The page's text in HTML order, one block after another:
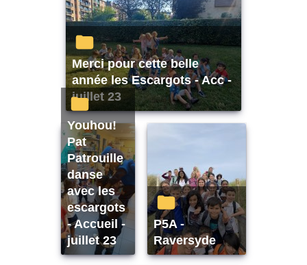
Merci pour cette belle
année les Escargots - Acc -
juillet 23
Youhou!
Pat
Patrouille
danse
avec les
escargots
- Accueil -
juillet 23
P5A -
Raversyde